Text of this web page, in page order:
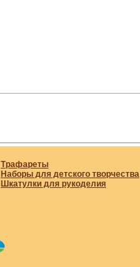
Трафареты
Наборы для детского творчества
Шкатулки для рукоделия